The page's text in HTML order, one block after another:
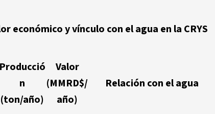
económico y vínculo con el agua en la CRYS
Producció
n
(ton/año)
Valor
(MMRD$/
año)
Relación con el agua